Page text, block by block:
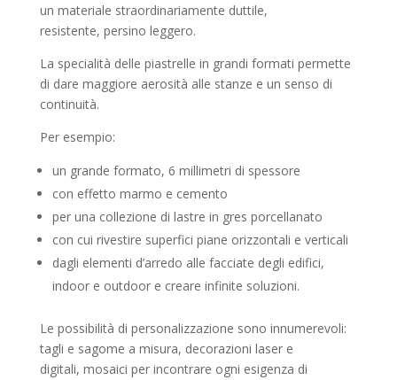
un materiale straordinariamente duttile,
resistente, persino leggero.
La specialità delle piastrelle in grandi formati permette
di dare maggiore aerosità alle stanze e un senso di
continuità.
Per esempio:
un grande formato, 6 millimetri di spessore
con effetto marmo e cemento
per una collezione di lastre in gres porcellanato
con cui rivestire superfici piane orizzontali e verticali
dagli elementi d’arredo alle facciate degli edifici,
indoor e outdoor e creare infinite soluzioni.
Le possibilità di personalizzazione sono innumerevoli:
tagli e sagome a misura, decorazioni laser e
digitali, mosaici per incontrare ogni esigenza di